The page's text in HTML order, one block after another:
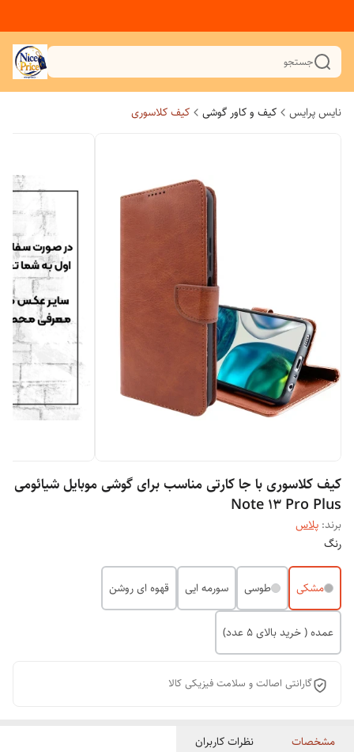
جستجو
نایس پرایس کیف و کاور گوشی کیف کلاسوری
کیف کلاسوری با جا کارتی مناسب برای گوشی موبایل شیائومی
Note 13 Pro Plus
برند: پلاس
رنگ
مشکی طوسی سورمه ایی قهوه ای روشن
عمده ( خرید بالای 5 عدد)
گارانتی اصالت و سلامت فیزیکی کالا
مشخصات نظرات کاربران